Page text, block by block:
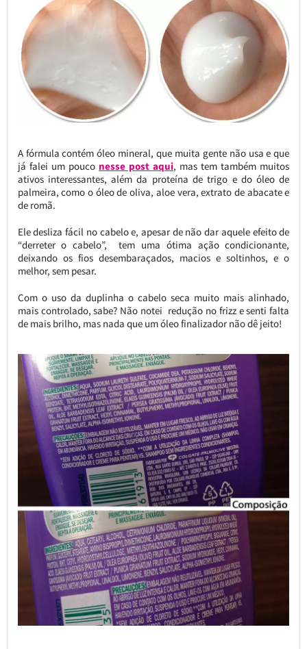
A fórmula contém óleo mineral, que muita gente não usa e que
já falei um pouco nesse post aqui, mas tem também muitos
ativos interessantes, além da proteína de trigo e do óleo de
palmeira, como o óleo de oliva, aloe vera, extrato de abacate e
de romã.
Ele desliza fácil no cabelo e, apesar de não dar aquele efeito de
“derreter o cabelo”, tem uma ótima ação condicionante,
deixando os fios desembaraçados, macios e soltinhos, e o
melhor, sem pesar.
Com o uso da duplinha o cabelo seca muito mais alinhado,
mais controlado, sabe? Não notei redução no frizz e senti falta
de mais brilho, mas nada que um óleo finalizador não dê jeito!